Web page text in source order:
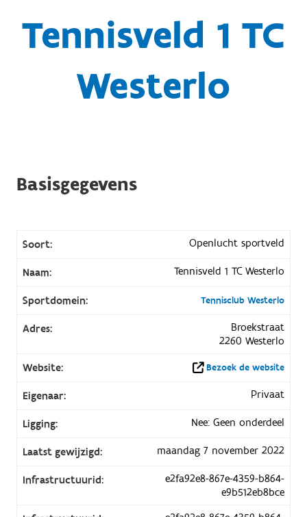
Tennisveld 1 TC
Westerlo
Basisgegevens
Soort: Openlucht sportveld
Naam: Tennisveld 1 TC Westerlo
Sportdomein: Tennisclub Westerlo
Adres:
Broekstraat
2260 Westerlo
Website:
Bezoek de website
Eigenaar: Privaat
Ligging: Nee: Geen onderdeel
Laatst gewijzigd: maandag 7 november 2022
Infrastructuurid:
e2fa92e8-867e-4359-b864-
e9b512eb8bce